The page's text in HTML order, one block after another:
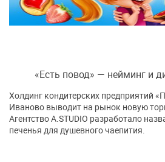
«Есть повод» — нейминг и
Холдинг кондитерских предприятий
Иваново выводит на рынок новую
Агентство A.STUDIO разработало
печенья для душевного чаепития.